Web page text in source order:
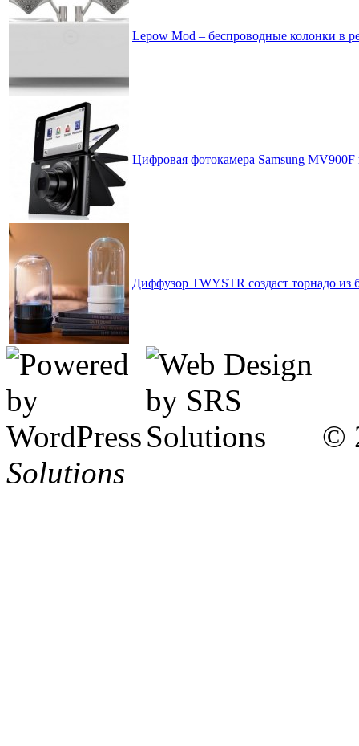
Lepow Mod – беспроводные колонки в
Цифровая фотокамера Samsung
Диффузор TWYSTR создаст торнадо из
©
Solutions